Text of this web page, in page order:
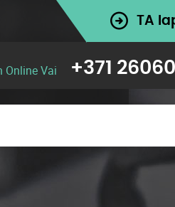
TA
Online Vai +371